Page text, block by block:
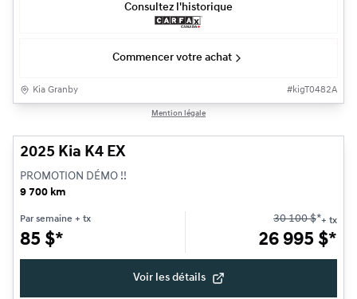
Consultez l'historique
Commencer votre achat
Kia Granby #kigT0482A
Mention légale
2025 Kia K4 EX
PROMOTION DÉMO !!
9 700 km
Par semaine + tx
85 $*
30 100$*+ tx
26 995 $*
Voir les détails